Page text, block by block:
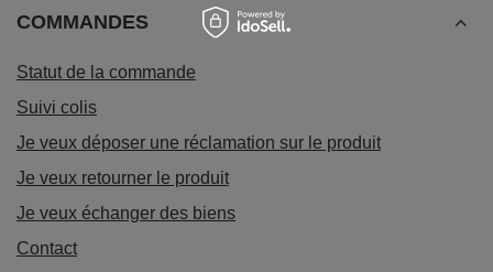
COMMANDES
Statut de la commande
Suivi colis
Je veux déposer une réclamation sur le produit
Je veux retourner le produit
Je veux échanger des biens
Contact